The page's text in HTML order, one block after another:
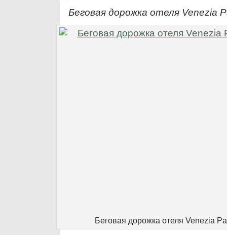
Беговая дорожка отеля Venezia
Беговая дорожка отеля Venezia